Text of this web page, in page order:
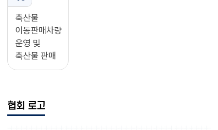
축산물
이동판매차량
운영 및
축산물 판매
협회 로고